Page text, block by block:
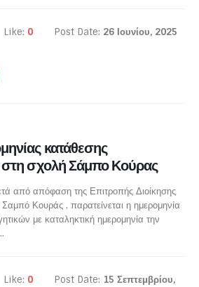
Like: 0 Post Date: 26 Ιουνίου, 2025
κατάθεσης
στη σχολή Σάμπο Κούρας
από απόφαση της Επιτροπής Διοίκησης
Κουράς , παρατείνεται η ημερομηνία
με καταληκτική ημερομηνία την
Like: 0 Post Date: 15 Σεπτεμβρίου,